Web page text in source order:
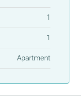
1
1
Apartment